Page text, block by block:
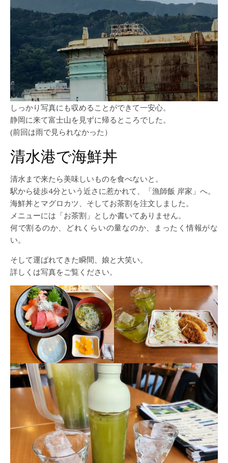
しっかり写真にも収めることができて一安心。
静岡に来て富士山を見ずに帰るところでした。
(前回は雨で見られなかった）
清水港で海鮮丼
清水まで来たら美味しいものを食べないと。
駅から徒歩4分という近さに惹かれて、「漁師飯 岸家」へ。
海鮮丼とマグロカツ、そしてお茶割を注文しました。
メニューには「お茶割」としか書いてありません。
何で割るのか、どれくらいの量なのか、まったく情報がな
い。
そして運ばれてきた瞬間、娘と大笑い。
詳しくは写真をご覧ください。